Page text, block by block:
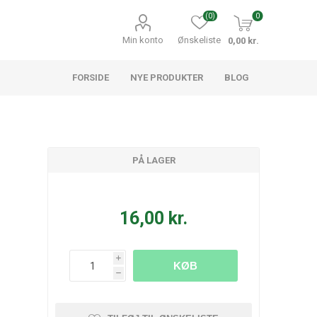
Min konto Ønskeliste
(0) 0
0,00 kr.
FORSIDE NYE PRODUKTER BLOG
PÅ LAGER
16,00 kr.
i
h
KØB